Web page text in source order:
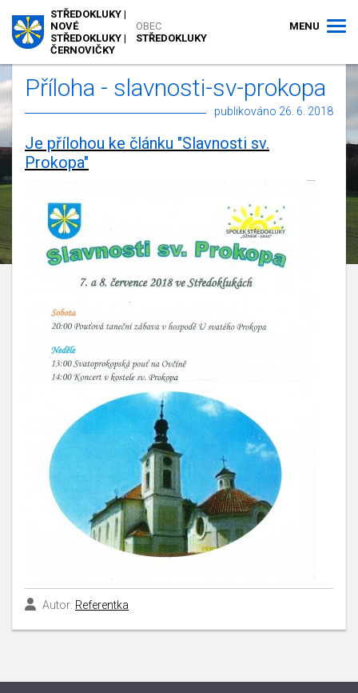
OBEC
STŘEDOKLUKY
STŘEDOKLUKY |
NOVÉ
STŘEDOKLUKY |
ČERNOVIČKY
MENU
Příloha - slavnosti-sv-prokopa
publikováno 26. 6. 2018
Je přílohou ke článku "Slavnosti sv.
Prokopa"
Autor: Referentka